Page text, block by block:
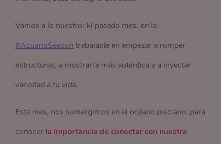
Vamos a lo nuestro: El pasado mes, en la
#AcuarioSeason trabajaste en empezar a romper
estructuras, a mostrarte más auténtica y a inyectar
variedad a tu vida.
Este mes, nos sumergimos en el océano pisciano, para
conocer la importancia de conectar con nuestra